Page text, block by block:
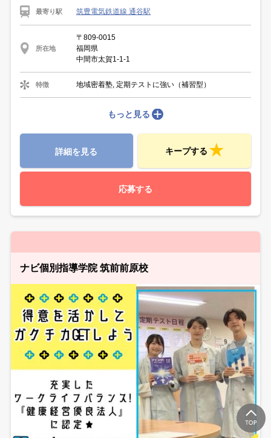
最寄り駅 筑豊電気鉄道線 通谷駅
所在地
〒809-0015
福岡県
中間市太賀1-1-1
特徴 地域密着塾, 定期テストに強い（補習型）
もっと見る
詳細を見る キープする
応募する
ナビ個別指導学院 筑前前原校